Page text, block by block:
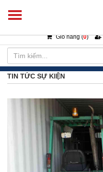
Giỏ hàng (0)
TIN TỨC SỰ KIỆN